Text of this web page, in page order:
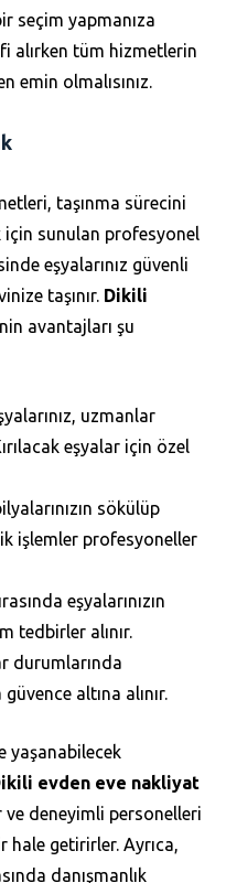
seçim yapmanıza
alırken tüm hizmetlerin
emin olmalısınız.
taşınma sürecini
için sunulan profesyonel
eşyalarınız güvenli
taşınır. Dikili
avantajları şu
uzmanlar
eşyalar için özel
sökülüp
işlemler profesyoneller
eşyalarınızın
tedbirler alınır.
durumlarında
altına alınır.
yaşanabilecek
evden eve nakliyat
deneyimli personelleri
hale getirirler. Ayrıca,
danışmanlık